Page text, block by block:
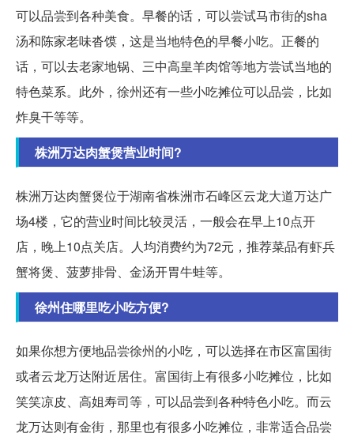
可以品尝到各种美食。早餐的话，可以尝试马市街的sha
汤和陈家老味沓馍，这是当地特色的早餐小吃。正餐的
话，可以去老家地锅、三中高皇羊肉馆等地方尝试当地的
特色菜系。此外，徐州还有一些小吃摊位可以品尝，比如
炸臭干等等。
株洲万达肉蟹煲营业时间?
株洲万达肉蟹煲位于湖南省株洲市石峰区云龙大道万达广
场4楼，它的营业时间比较灵活，一般会在早上10点开
店，晚上10点关店。人均消费约为72元，推荐菜品有虾兵
蟹将煲、菠萝排骨、金汤开胃牛蛙等。
徐州住哪里吃小吃方便?
如果你想方便地品尝徐州的小吃，可以选择在市区富国街
或者云龙万达附近居住。富国街上有很多小吃摊位，比如
笑笑凉皮、高姐寿司等，可以品尝到各种特色小吃。而云
龙万达则有金街，那里也有很多小吃摊位，非常适合品尝